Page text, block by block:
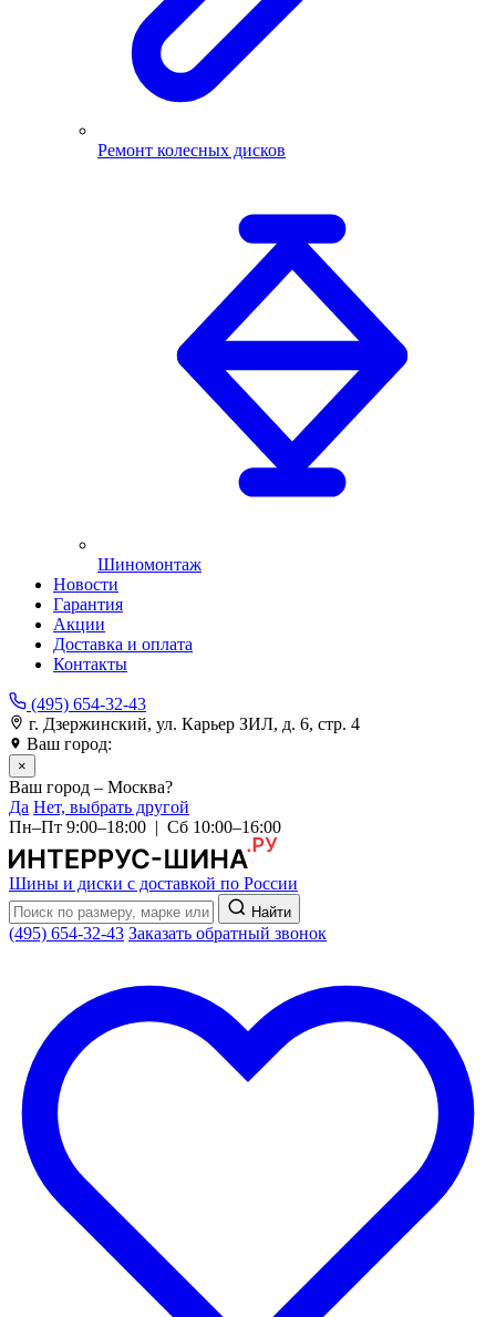
Ремонт колесных дисков
Шиномонтаж
Новости
Гарантия
Акции
Доставка и оплата
Контакты
(495) 654-32-43
г. Дзержинский, ул. Карьер ЗИЛ, д. 6, стр. 4
Ваш город:
×
Ваш город – Москва?
Да Нет, выбрать другой
Пн–Пт 9:00–18:00 | Сб 10:00–16:00
Шины и диски с доставкой по России
Найти
(495) 654-32-43 Заказать обратный звонок